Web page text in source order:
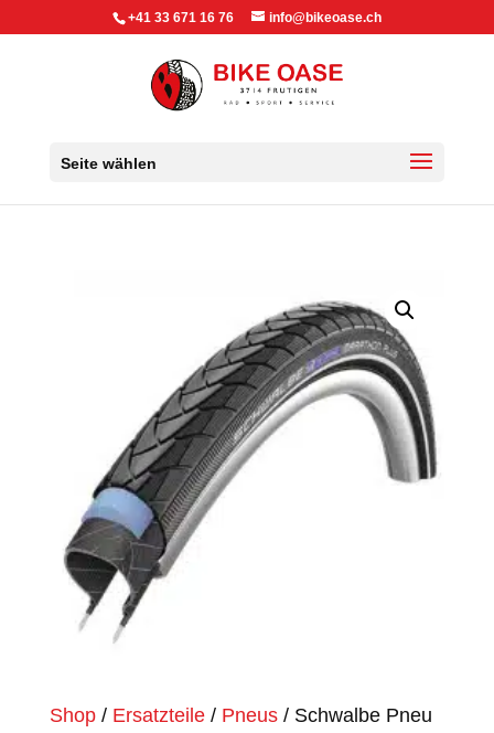
+41 33 671 16 76 info@bikeoase.ch
Seite wählen
Shop/ Ersatzteile/ Pneus/ Schwalbe Pneu